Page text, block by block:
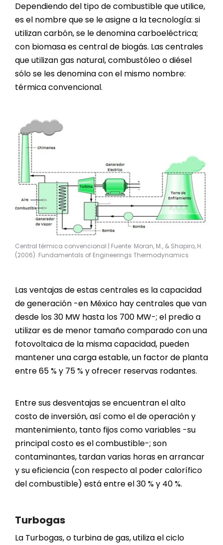
Dependiendo del tipo de combustible que utilice,
es el nombre que se le asigne a la tecnología: si
utilizan carbón, se le denomina carboeléctrica;
con biomasa es central de biogás. Las centrales
que utilizan gas natural, combustóleo o diésel
sólo se les denomina con el mismo nombre:
térmica convencional.
Central térmica convencional | Fuente: Moran, M., & Shapiro, H.
(2006). Fundamentals of Engineerings Thermodynamics
Las ventajas de estas centrales es la capacidad
de generación -en México hay centrales que van
desde los 30 MW hasta los 700 MW-; el predio a
utilizar es de menor tamaño comparado con una
fotovoltaica de la misma capacidad, pueden
mantener una carga estable, un factor de planta
entre 65 % y 75 % y ofrecer reservas rodantes.
Entre sus desventajas se encuentran el alto
costo de inversión, así como el de operación y
mantenimiento, tanto fijos como variables -su
principal costo es el combustible-; son
contaminantes, tardan varias horas en arrancar
y su eficiencia (con respecto al poder calorífico
del combustible) está entre el 30 % y 40 %.
Turbogas
La Turbogas, o turbina de gas, utiliza el ciclo